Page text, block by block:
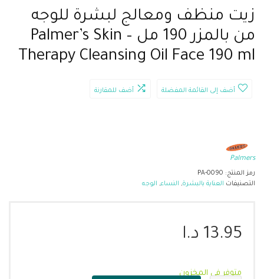
زيت منظف ومعالج لبشرة للوجه
من بالمزر 190 مل – Palmer’s Skin
Therapy Cleansing Oil Face 190 ml
أضف إلى القائمة المفضلة أضف للمقارنة
Palmers
رمز المنتج: PA-0090
التصنيفات العناية بالبشرة, النساء, الوجه
13.95 د.ا
متوفر في المخزون